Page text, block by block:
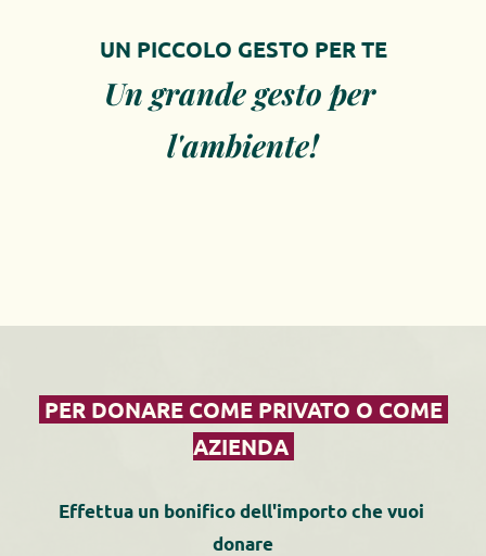
UN PICCOLO GESTO PER TE
Un grande gesto per
l'ambiente!
AZIENDA
Effettua un bonifico dell'importo che vuoi
donare